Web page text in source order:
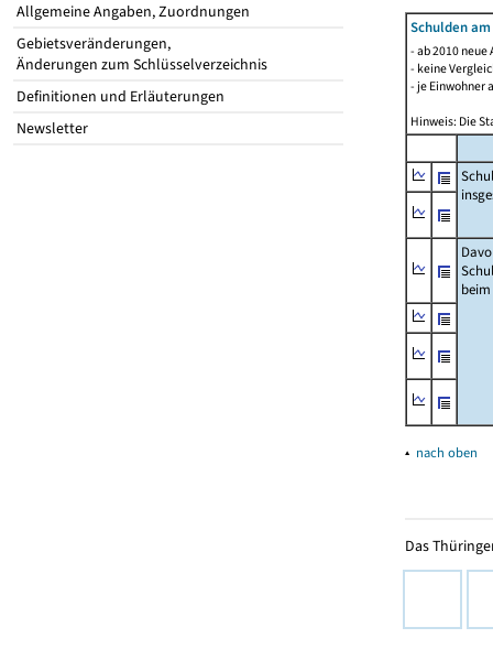
Allgemeine Angaben, Zuordnungen
Gebietsveränderungen,
Änderungen zum Schlüsselverzeichnis
Definitionen und Erläuterungen
Newsletter
Schulden
- ab 2010
- keine
- je Einwohner
Hinweis: Die
beim
▴ nach oben
Das